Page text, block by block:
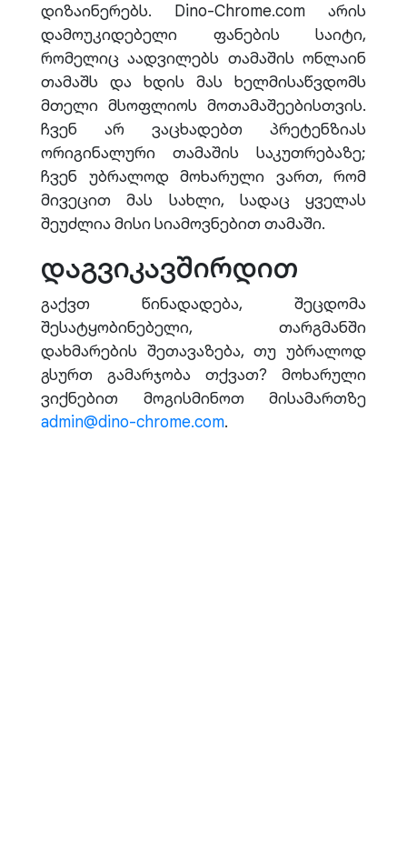
დიზაინერებს. Dino-Chrome.com არის
დამოუკიდებელი ფანების საიტი,
რომელიც აადვილებს თამაშის ონლაინ
თამაშს და ხდის მას ხელმისაწვდომს
მთელი მსოფლიოს მოთამაშეებისთვის.
ჩვენ არ ვაცხადებთ პრეტენზიას
ორიგინალური თამაშის საკუთრებაზე;
ჩვენ უბრალოდ მოხარული ვართ, რომ
მივეცით მას სახლი, სადაც ყველას
შეუძლია მისი სიამოვნებით თამაში.
დაგვიკავშირდით
გაქვთ წინადადება, შეცდომა
შესატყობინებელი, თარგმანში
დახმარების შეთავაზება, თუ უბრალოდ
გსურთ გამარჯობა თქვათ? მოხარული
ვიქნებით მოგისმინოთ მისამართზე
admin@dino-chrome.com.